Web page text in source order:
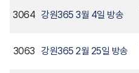
3064 강원365 3월 4일 방송
3063 강원365 2월 25일 방송